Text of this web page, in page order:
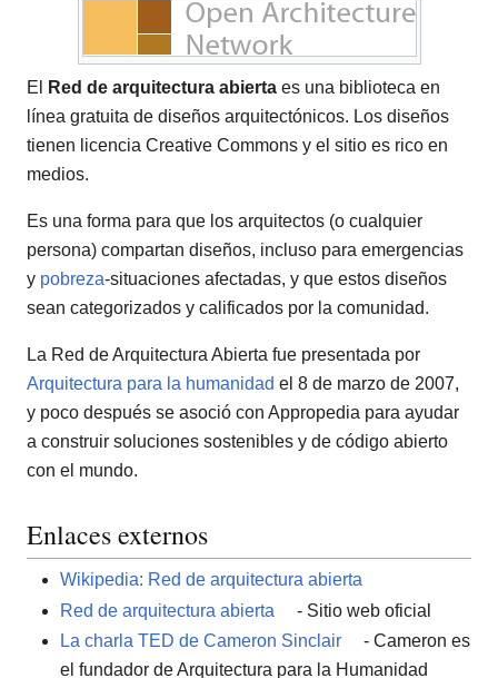
El Red de arquitectura abierta es una biblioteca en
línea gratuita de diseños arquitectónicos. Los diseños
tienen licencia Creative Commons y el sitio es rico en
medios.
Es una forma para que los arquitectos (o cualquier
persona) compartan diseños, incluso para emergencias
y pobreza-situaciones afectadas, y que estos diseños
sean categorizados y calificados por la comunidad.
La Red de Arquitectura Abierta fue presentada por
Arquitectura para la humanidad el 8 de marzo de 2007,
y poco después se asoció con Appropedia para ayudar
a construir soluciones sostenibles y de código abierto
con el mundo.
Enlaces externos
Wikipedia: Red de arquitectura abierta
Red de arquitectura abierta
- Sitio web oficial
La charla TED de Cameron Sinclair
- Cameron es
el fundador de Arquitectura para la Humanidad